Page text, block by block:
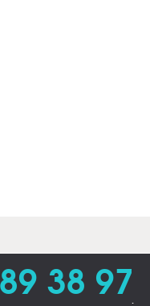
38 97